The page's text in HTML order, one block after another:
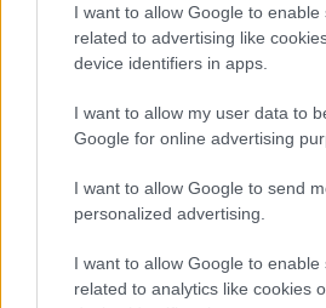
I want to allow Google to enable
related to advertising like
device identifiers in apps.
I want to allow my user data to
Google for online advertising
I want to allow Google to send
personalized advertising.
I want to allow Google to enable
related to analytics like cookies
Τουρισμός για Ολους 2026: Τα